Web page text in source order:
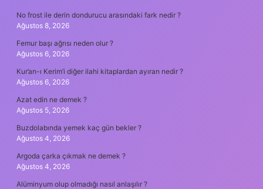
No frost ile derin dondurucu arasındaki fark nedir ?
Ağustos 8, 2026
Femur başı ağrısı neden olur ?
Ağustos 6, 2026
Kur’an-ı Kerim’i diğer ilahi kitaplardan ayıran nedir ?
Ağustos 6, 2026
Azat edin ne demek ?
Ağustos 5, 2026
Buzdolabında yemek kaç gün bekler ?
Ağustos 4, 2026
Argoda çarka çıkmak ne demek ?
Ağustos 4, 2026
Alüminyum olup olmadığı nasıl anlaşılır ?